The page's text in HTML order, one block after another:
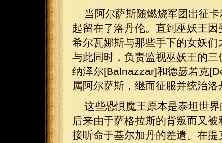
当阿尔萨斯随燃烧军团出征
起留在了洛丹伦。直到巫妖王
希尔瓦娜斯与那些手下的女妖
与此同时，负责监视巫妖王的
纳泽尔[Balnazzar]和德瑟若克
属阿尔萨斯，继而征服并统治洛
这些恐惧魔王原本是泰坦世
后来由于萨格拉斯的背叛而又
接听命于基尔加丹的差遣。在